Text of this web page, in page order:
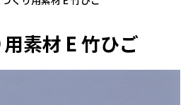
素材 E 竹ひご